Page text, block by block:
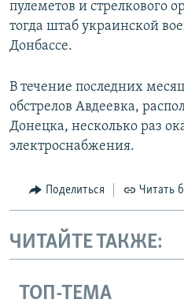
пулеметов и стрелкового
тогда штаб украинской
Донбассе.
В течение последних
обстрелов Авдеевка,
Донецка, несколько раз
электроснабжения.
Поделиться Читать
ЧИТАЙТЕ ТАКЖЕ:
ТОП-ТЕМА